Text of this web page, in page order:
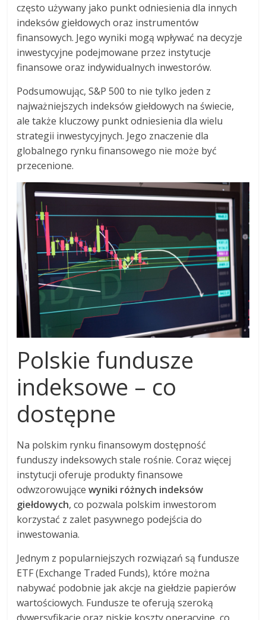
często używany jako punkt odniesienia dla innych
indeksów giełdowych oraz instrumentów
finansowych. Jego wyniki mogą wpływać na decyzje
inwestycyjne podejmowane przez instytucje
finansowe oraz indywidualnych inwestorów.
Podsumowując, S&P 500 to nie tylko jeden z
najważniejszych indeksów giełdowych na świecie,
ale także kluczowy punkt odniesienia dla wielu
strategii inwestycyjnych. Jego znaczenie dla
globalnego rynku finansowego nie może być
przecenione.
Polskie fundusze
indeksowe – co
dostępne
Na polskim rynku finansowym dostępność
funduszy indeksowych stale rośnie. Coraz więcej
instytucji oferuje produkty finansowe
odwzorowującewyniki różnych indeksów
giełdowych, co pozwala polskim inwestorom
korzystać z zalet pasywnego podejścia do
inwestowania.
Jednym z popularniejszych rozwiązań są fundusze
ETF (Exchange Traded Funds), które można
nabywać podobnie jak akcje na giełdzie papierów
wartościowych. Fundusze te oferują szeroką